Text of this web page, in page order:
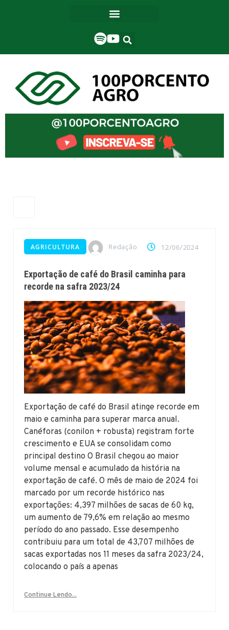
AGRICULTURA Redação 12/06/2024
Exportação de café do Brasil caminha para
recorde na safra 2023/24
Exportação de café do Brasil atinge recorde em
maio e caminha para superar marca anual.
Canéforas (conilon + robusta) registram forte
crescimento e EUA se consolidam como
principal destino O Brasil chegou ao maior
volume mensal e acumulado da história na
exportação de café. O mês de maio de 2024 foi
marcado por um recorde histórico nas
exportações: 4,397 milhões de sacas de 60 kg,
um aumento de 79,6% em relação ao mesmo
período do ano passado. Esse desempenho
contribuiu para um total de 43,707 milhões de
sacas exportadas nos 11 meses da safra 2023/24,
colocando o país a apenas
Continue Lendo...